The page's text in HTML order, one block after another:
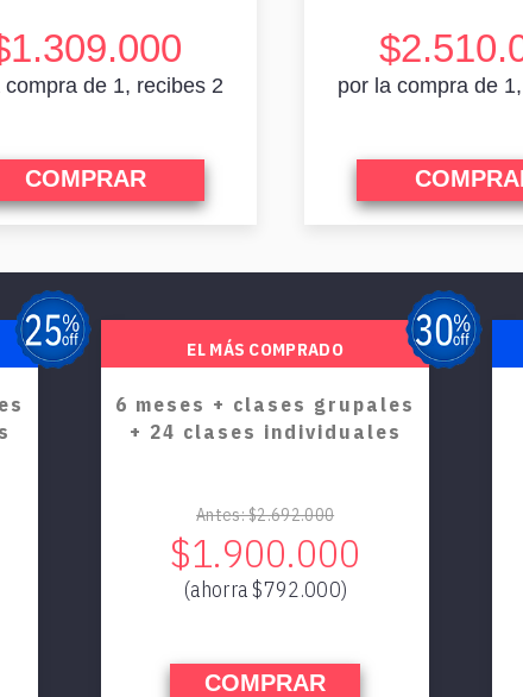
compra de 1, recibes 2
COMPRAR
por la compra de
EL MÁS COMPRADO
6 meses + clases grupales
+ 24 clases individuales
Antes: $2.692.000
$1.900.000
(ahorra $792.000)
COMPRAR